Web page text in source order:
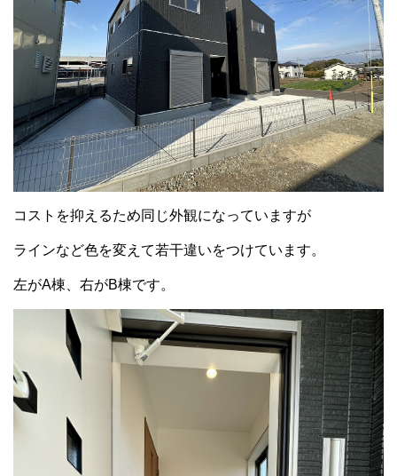
コストを抑えるため同じ外観になっていますが
ラインなど色を変えて若干違いをつけています。
左がA棟、右がB棟です。